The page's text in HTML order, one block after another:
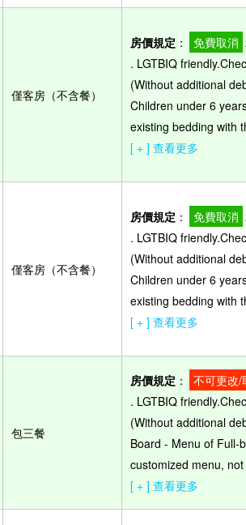
僅客房（不含餐）
房價規定 ： 免費取消
. LGTBIQ
(Without additional
Children under 6
existing bedding with
[ + ] 查看更多
僅客房（不含餐）
房價規定 ： 免費取消
. LGTBIQ
(Without additional
Children under 6
existing bedding with
[ + ] 查看更多
包三餐
房價規定 ：
不可更改/
. LGTBIQ
(Without additional
Board - Menu of Full-
customized menu,
[ + ] 查看更多